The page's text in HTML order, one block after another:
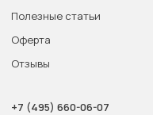
Полезные статьи
Оферта
Отзывы
+7 (495) 660-06-07